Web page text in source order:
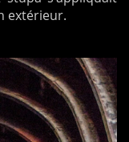
extérieur.